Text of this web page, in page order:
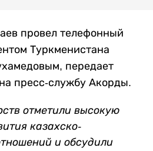
провел телефонный
Туркменистана
передает
пресс-службу Акорды.
отметили высокую
казахско-
и обсудили